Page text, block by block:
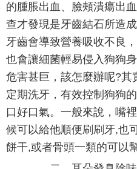
的腫脹出血、臉頰潰瘍出
查才發現是牙齒結石所造
牙齒會導致營養吸收不良
也會讓細菌輕易侵入狗狗
危害甚巨，該怎麼辦呢?其
定期洗牙，有效控制狗狗
口好口氣。一般來說，嘴
候可以給他順便刷刷牙,也
餅干,或者骨頭一類的可以